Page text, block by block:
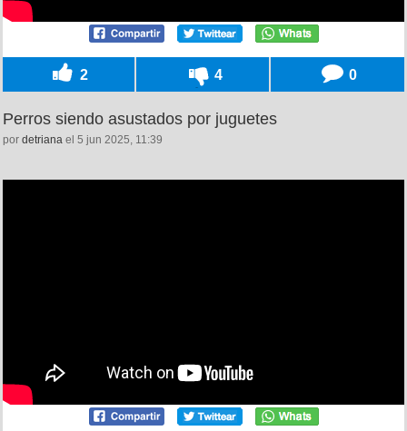
2 4 0
Perros siendo asustados por juguetes
por detriana el 5 jun 2025, 11:39